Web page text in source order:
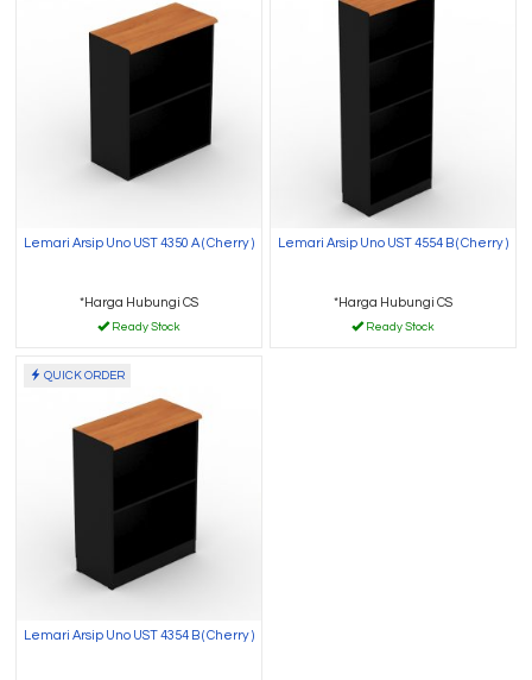
Lemari Arsip Uno UST 4350 A ( Cherry )
*Harga Hubungi CS
Ready Stock
Lemari Arsip Uno UST 4554 B ( Cherry )
*Harga Hubungi CS
Ready Stock
QUICK ORDER
Lemari Arsip Uno UST 4354 B ( Cherry )